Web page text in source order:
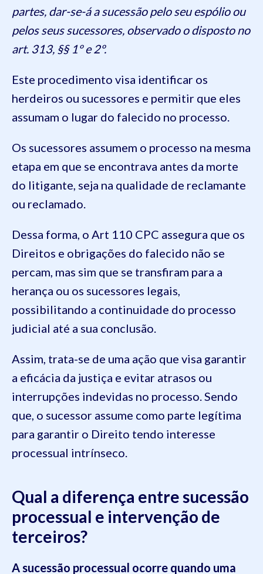
partes, dar-se-á a sucessão pelo seu espólio ou
pelos seus sucessores, observado o disposto no
art. 313, §§ 1º e 2º.
Este procedimento visa identificar os
herdeiros ou sucessores e permitir que eles
assumam o lugar do falecido no processo.
Os sucessores assumem o processo na mesma
etapa em que se encontrava antes da morte
do litigante, seja na qualidade de reclamante
ou reclamado.
Dessa forma, o Art 110 CPC assegura que os
Direitos e obrigações do falecido não se
percam, mas sim que se transfiram para a
herança ou os sucessores legais,
possibilitando a continuidade do processo
judicial até a sua conclusão.
Assim, trata-se de uma ação que visa garantir
a eficácia da justiça e evitar atrasos ou
interrupções indevidas no processo. Sendo
que, o sucessor assume como parte legítima
para garantir o Direito tendo interesse
processual intrínseco.
Qual a diferença entre sucessão
processual e intervenção de
terceiros?
A sucessão processual ocorre quando uma